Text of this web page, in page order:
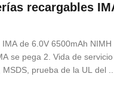
recargables
de 6.0V 6500mAh
se pega 2. Vida de
prueba de la UL del ...